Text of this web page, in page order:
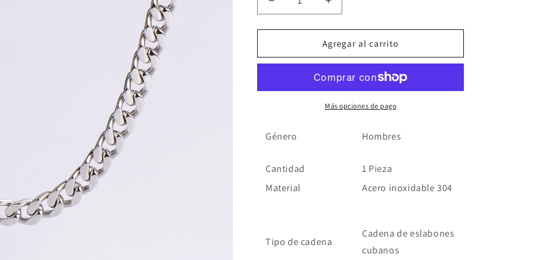
Reducir
cantidad
para
Acero
Aumentar
cantidad
para
Cadena
Acero
Agregar al carrito
Más opciones de pago
Género Hombres
Cantidad
1 Pieza
Material
Acero inoxidable 304
Tipo de cadena
Cadena de eslabones
cubanos